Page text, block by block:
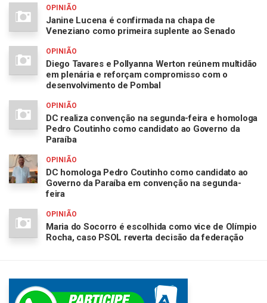
OPINIÃO
Janine Lucena é confirmada na chapa de
Veneziano como primeira suplente ao Senado
OPINIÃO
Diego Tavares e Pollyanna Werton reúnem multidão
em plenária e reforçam compromisso com o
desenvolvimento de Pombal
OPINIÃO
DC realiza convenção na segunda-feira e homologa
Pedro Coutinho como candidato ao Governo da
Paraíba
OPINIÃO
DC homologa Pedro Coutinho como candidato ao
Governo da Paraíba em convenção na segunda-
feira
OPINIÃO
Maria do Socorro é escolhida como vice de Olímpio
Rocha, caso PSOL reverta decisão da federação